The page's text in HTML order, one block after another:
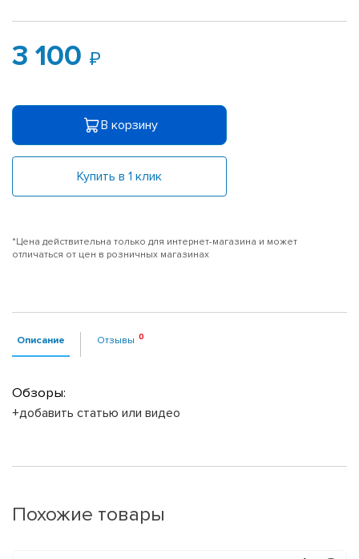
3 100
В корзину
Купить в 1 клик
*Цена действительна только для интернет-магазина и может
отличаться от цен в розничных магазинах
Описание Отзывы
Обзоры:
+добавить статью или видео
Похожие товары